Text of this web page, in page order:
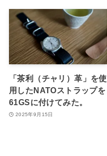
「茶利（チャリ）革」を使
用したNATOストラップを
61GSに付けてみた。
2025年9月15日